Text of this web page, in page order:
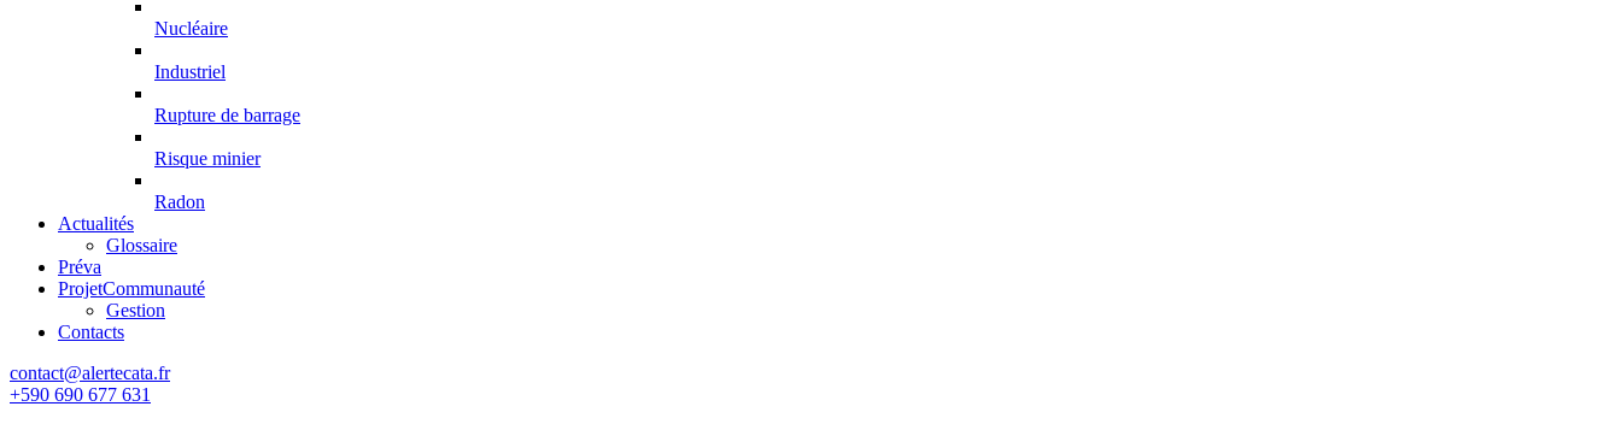
Nucléaire
Industriel
Rupture de barrage
Risque minier
Radon
Actualités
Glossaire
Préva
ProjetCommunauté
Gestion
Contacts
rf.atacetrela@tcatnoc
+590 690 677 631